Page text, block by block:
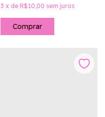
3 x de R$10,00 sem juros
Comprar